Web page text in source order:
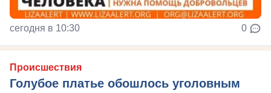
сегодня в 10:30 0
Происшествия
Голубое платье обошлось уголовным